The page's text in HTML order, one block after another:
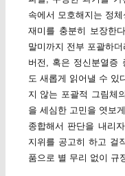
속에서 모호해지는 정
재미를 충분히 보장한
말미까지 전부 포괄하
버전, 혹은 정신분열증
도 새롭게 읽어낼 수 있
지 않는 포괄적 그림체
을 세심한 고민을 엿보
종합해서 판단을 내리
지위를 공고히 하고 걸
품으로 별 무리 없이 규